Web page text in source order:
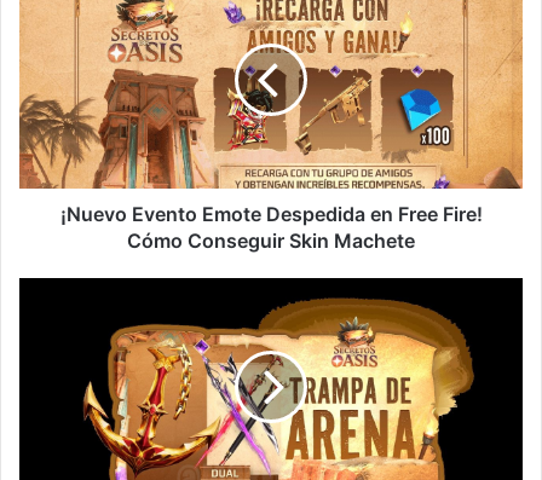
Evento
Despedida
Free
Fire!
Cómo
Conseguir
¡Nuevo Evento Emote Despedida en Free Fire!
Cómo Conseguir Skin Machete